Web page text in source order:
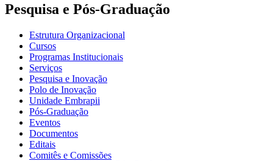
Pesquisa e Pós-Graduação
Estrutura Organizacional
Cursos
Programas Institucionais
Serviços
Pesquisa e Inovação
Polo de Inovação
Unidade Embrapii
Pós-Graduação
Eventos
Documentos
Editais
Comitês e Comissões